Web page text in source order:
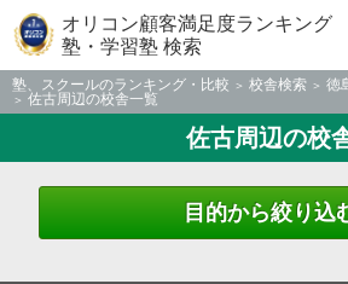
オリコン顧客満足度ランキング
塾・学習塾 検索
塾、スクールのランキング・比較 校舎検索
徳
佐古周辺の校舎一覧
佐古周辺の校
目的から絞り込